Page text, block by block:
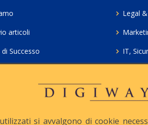
articoli
Successo
Legal
IT,
si avvalgono di cookie